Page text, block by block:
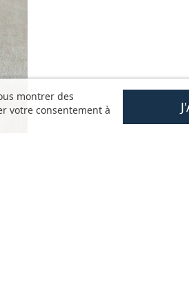
montrer des
votre consentement à